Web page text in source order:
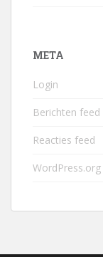
META
Login
Berichten feed
Reacties feed
WordPress.org